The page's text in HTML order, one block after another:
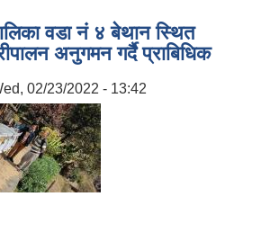
वडा नं ४ बेथान स्थित
अनुगमन गर्दै प्राबिधिक
02/23/2022 - 13:42